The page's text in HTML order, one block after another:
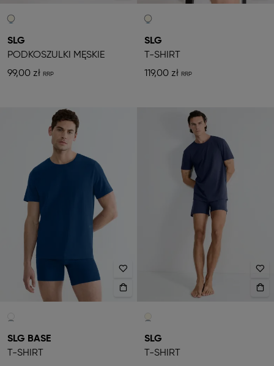
SLG
PODKOSZULKI MĘSKIE
99,00 zł
SLG
T-SHIRT
119,00 zł
SLG BASE
T-SHIRT
SLG
T-SHIRT